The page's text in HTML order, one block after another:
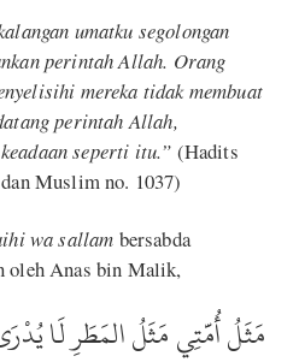
umatku segolongan
perintah Allah. Orang
mereka tidak membuat
perintah Allah,
seperti itu.” (Hadits
Muslim no. 1037)
wa sallam bersabda
oleh Anas bin Malik,
مَثَلُ أُمَّتِي مَثَلُ المَطَرِ لَا